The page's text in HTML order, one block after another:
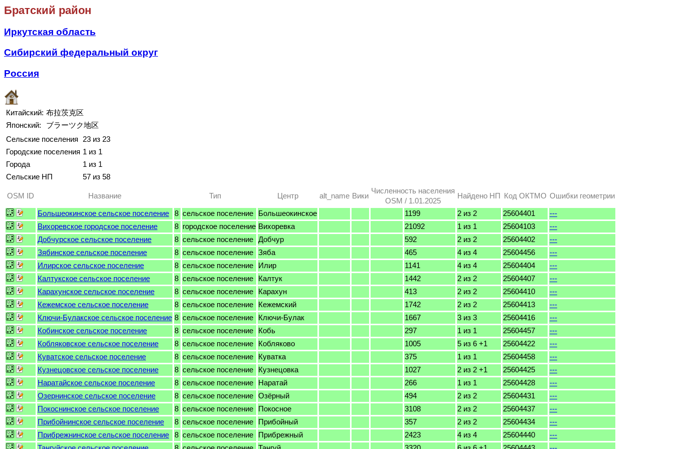
Братский район
Иркутская область
Сибирский федеральный округ
Россия
Китайский: 布拉茨克区
Японский:
ブラーツク地区
Сельские поселения
23 из 23
Городские поселения 1 из 1
Города
1 из 1
Сельские НП
57 из 58
OSM ID Название Тип Центр alt_name Вики
Численность населения
OSM / 1.01.2025
Найдено НП Код ОКТМО Ошибки геометрии
Большеокинское сельское поселение 8 сельское поселение Большеокинское 1199 2 из 2 25604401
---
Вихоревское городское поселение
8 городское поселение Вихоревка 21092 1 из 1 25604103
---
Добчурское сельское поселение
8 сельское поселение Добчур 592 2 из 2 25604402
---
Зябинское сельское поселение
8 сельское поселение Зяба 465 4 из 4 25604456
---
Илирское сельское поселение
8 сельское поселение Илир 1141 4 из 4 25604404
---
Калтукское сельское поселение
8 сельское поселение Калтук 1442 2 из 2 25604407
---
Карахунское сельское поселение
8 сельское поселение Карахун 413 2 из 2 25604410
---
Кежемское сельское поселение
8 сельское поселение Кежемский 1742 2 из 2 25604413
---
Ключи-Булакское сельское поселение 8 сельское поселение Ключи-Булак 1667 3 из 3 25604416
---
Кобинское сельское поселение
8 сельское поселение Кобь 297 1 из 1 25604457
---
Кобляковское сельское поселение
8 сельское поселение Кобляково 1005 5 из 6 +1 25604422
---
Куватское сельское поселение
8 сельское поселение Куватка 375 1 из 1 25604458
---
Кузнецовское сельское поселение
8 сельское поселение Кузнецовка 1027 2 из 2 +1 25604425
---
Наратайское сельское поселение
8 сельское поселение Наратай 266 1 из 1 25604428
---
Озернинское сельское поселение
8 сельское поселение Озёрный 494 2 из 2 25604431
---
Покоснинское сельское поселение
8 сельское поселение Покосное 3108 2 из 2 25604437
---
Прибойнинское сельское поселение
8 сельское поселение Прибойный 357 2 из 2 25604434
---
Прибрежнинское сельское поселение
8 сельское поселение Прибрежный 2423 4 из 4 25604440
---